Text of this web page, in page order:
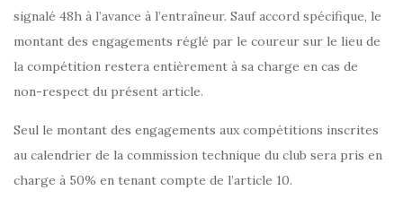
signalé 48h à l’avance à l’entraîneur. Sauf accord spécifique, le
montant des engagements réglé par le coureur sur le lieu de
la compétition restera entièrement à sa charge en cas de
non-respect du présent article.
Seul le montant des engagements aux compétitions inscrites
au calendrier de la commission technique du club sera pris en
charge à 50% en tenant compte de l’article 10.